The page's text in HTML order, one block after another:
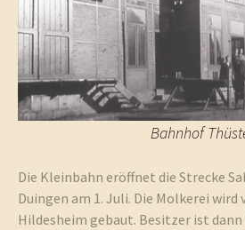
Bahnhof
Die Kleinbahn eröffnet die Strecke
Duingen am 1. Juli. Die Molkerei wird
Hildesheim gebaut. Besitzer ist